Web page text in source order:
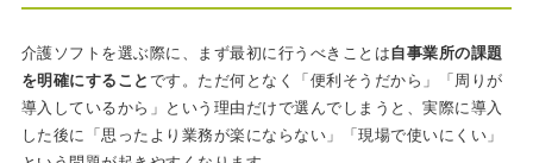
介護ソフトを選ぶ際に、まず最初に行うべきことは自事業所の課題
を明確にすること です。ただ何となく「便利そうだから」「周りが
導入しているから」という理由だけで選んでしまうと、実際に導入
した後に「思ったより業務が楽にならない」「現場で使いにくい」